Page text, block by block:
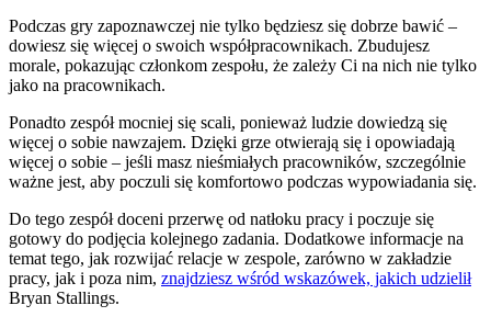
Podczas gry zapoznawczej nie tylko będziesz się dobrze bawić –
dowiesz się więcej o swoich współpracownikach. Zbudujesz
morale, pokazując członkom zespołu, że zależy Ci na nich nie tylko
jako na pracownikach.
Ponadto zespół mocniej się scali, ponieważ ludzie dowiedzą się
więcej o sobie nawzajem. Dzięki grze otwierają się i opowiadają
więcej o sobie – jeśli masz nieśmiałych pracowników, szczególnie
ważne jest, aby poczuli się komfortowo podczas wypowiadania się.
Do tego zespół doceni przerwę od natłoku pracy i poczuje się
gotowy do podjęcia kolejnego zadania. Dodatkowe informacje na
temat tego, jak rozwijać relacje w zespole, zarówno w zakładzie
pracy, jak i poza nim, znajdziesz wśród wskazówek, jakich udzielił
Bryan Stallings.